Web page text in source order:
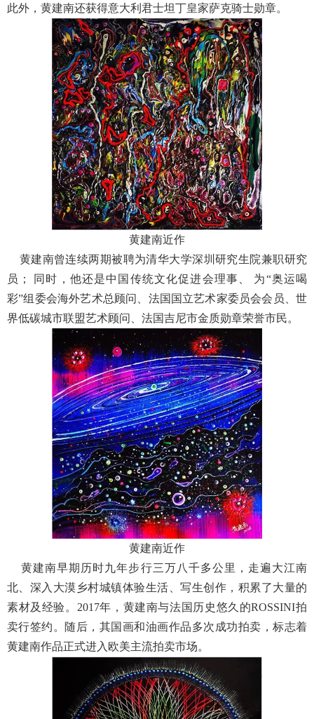
此外，黄建南还获得意大利君士坦丁皇家萨克骑士勋章。
黄建南近作
黄建南曾连续两期被聘为清华大学深圳研究生院兼职研究
员； 同时，他还是中国传统文化促进会理事、 为“奥运喝
彩”组委会海外艺术总顾问、法国国立艺术家委员会会员、世
界低碳城市联盟艺术顾问、法国吉尼市金质勋章荣誉市民。
黄建南近作
黄建南早期历时九年步行三万八千多公里，走遍大江南
北、深入大漠乡村城镇体验生活、写生创作，积累了大量的
素材及经验。2017年，黄建南与法国历史悠久的ROSSINI拍
卖行签约。随后，其国画和油画作品多次成功拍卖，标志着
黄建南作品正式进入欧美主流拍卖市场。